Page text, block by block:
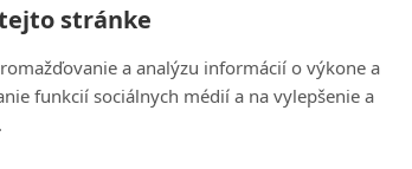
stránke
a analýzu informácií o výkone a
funkcií sociálnych médií a na vylepšenie a